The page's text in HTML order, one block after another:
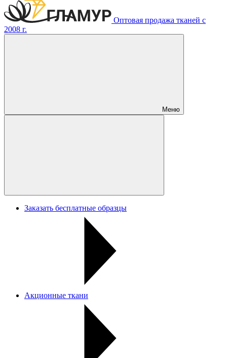
Оптовая продажа тканей с
2008 г.
Меню
Заказать бесплатные образцы
Акционные ткани